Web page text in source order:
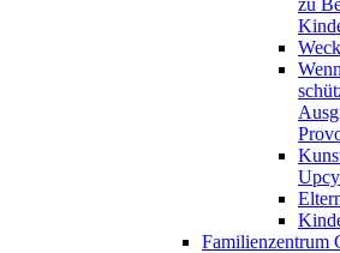
Familienzentrum